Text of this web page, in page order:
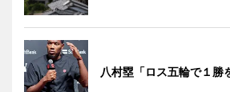
八村塁「ロス五輪で１勝